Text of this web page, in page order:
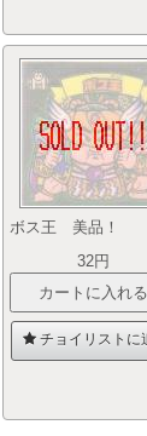
ボス王 美品！
32円
チョイリストに